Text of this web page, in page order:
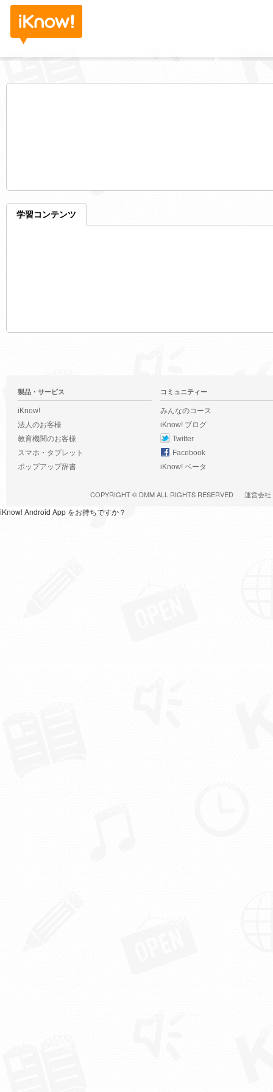
学習コンテンツ
製品・サービス
iKnow!
法人のお客様
教育機関のお客様
スマホ・タブレット
ポップアップ辞書
コミュニティー
みんなのコース
iKnow! ブログ
Twitter
Facebook
iKnow! ベータ
COPYRIGHT © DMMALL RIGHTS RESERVED 運営会社
iKnow! Android App をお持ちですか？